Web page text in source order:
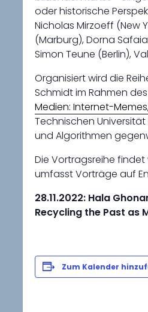
oder historische
Nicholas Mirzoeff (New
(Marburg), Dorna
Simon Teune (Berlin),
Organisiert wird die
Schmidt im Rahmen
Medien: Internet-
Technischen
und Algorithmen
Die Vortragsreihe
umfasst Vorträge auf
28.11.2022: Hala
Recycling the Past as
Zum Kalender